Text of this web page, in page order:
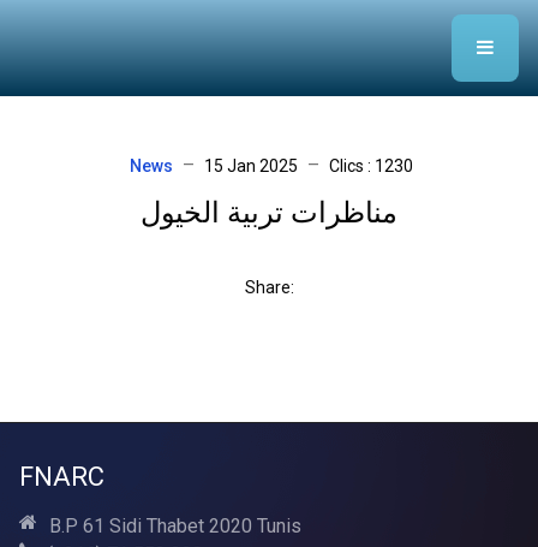
News 15 Jan 2025 Clics : 1230
مناظرات تربية الخيول
Share:
FNARC
B.P 61 Sidi Thabet 2020 Tunis